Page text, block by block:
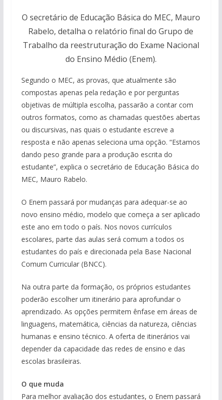
O secretário de Educação Básica do MEC, Mauro
Rabelo, detalha o relatório final do Grupo de
Trabalho da reestruturação do Exame Nacional
do Ensino Médio (Enem).
Segundo o MEC, as provas, que atualmente são
compostas apenas pela redação e por perguntas
objetivas de múltipla escolha, passarão a contar com
outros formatos, como as chamadas questões abertas
ou discursivas, nas quais o estudante escreve a
resposta e não apenas seleciona uma opção. “Estamos
dando peso grande para a produção escrita do
estudante”, explica o secretário de Educação Básica do
MEC, Mauro Rabelo.
O Enem passará por mudanças para adequar-se ao
novo ensino médio, modelo que começa a ser aplicado
este ano em todo o país. Nos novos currículos
escolares, parte das aulas será comum a todos os
estudantes do país e direcionada pela Base Nacional
Comum Curricular (BNCC).
Na outra parte da formação, os próprios estudantes
poderão escolher um itinerário para aprofundar o
aprendizado. As opções permitem ênfase em áreas de
linguagens, matemática, ciências da natureza, ciências
humanas e ensino técnico. A oferta de itinerários vai
depender da capacidade das redes de ensino e das
escolas brasileiras.
O que muda
Para melhor avaliação dos estudantes, o Enem passará